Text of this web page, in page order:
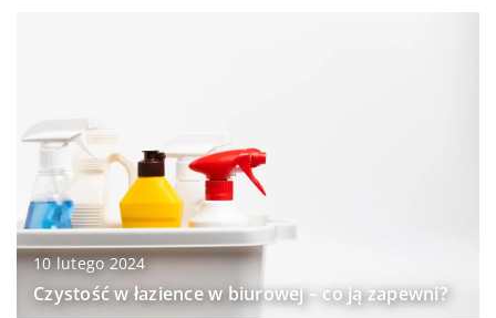
10 lutego 2024
Czystość w łazience w biurowej – co ją zapewni?